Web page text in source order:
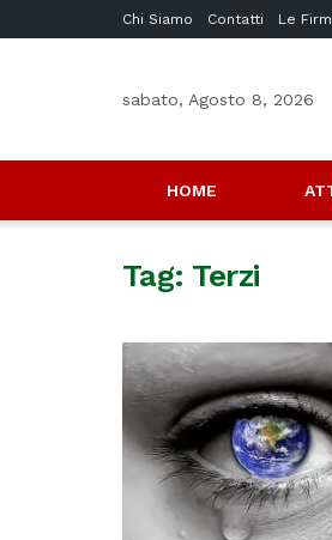
Chi Siamo Contatti Le
sabato, Agosto 8, 2026
HOME
Tag: Terzi